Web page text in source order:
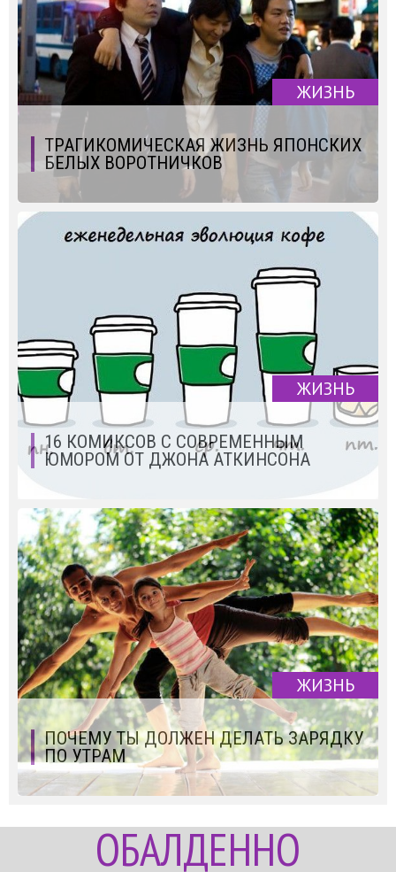
ЖИЗНЬ
ТРАГИКОМИЧЕСКАЯ ЖИЗНЬ ЯПОНСКИХ
БЕЛЫХ ВОРОТНИЧКОВ
ЖИЗНЬ
16 КОМИКСОВ С СОВРЕМЕННЫМ
ЮМОРОМ ОТ ДЖОНА АТКИНСОНА
ЖИЗНЬ
ПОЧЕМУ ТЫ ДОЛЖЕН ДЕЛАТЬ ЗАРЯДКУ
ПО УТРАМ
ОБАЛДЕННО